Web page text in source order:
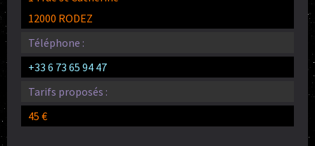
12000 RODEZ
Téléphone :
+33 6 73 65 94 47
Tarifs proposés :
45 €